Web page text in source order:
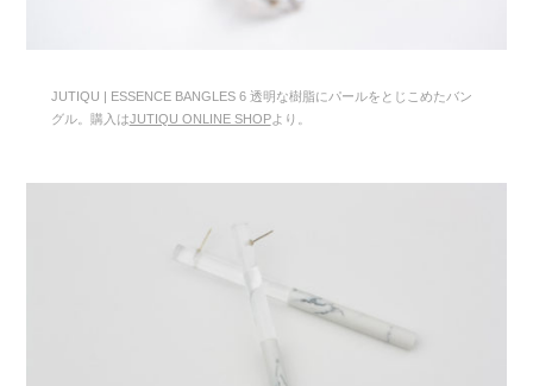
JUTIQU | ESSENCE BANGLES 6 透明な樹脂にパールをとじこめたバン
グル。購入はJUTIQU ONLINE SHOPより。